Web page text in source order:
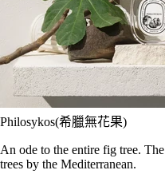
Philosykos(希臘無花果)
An ode to the entire fig tree.
trees by the Mediterranean.